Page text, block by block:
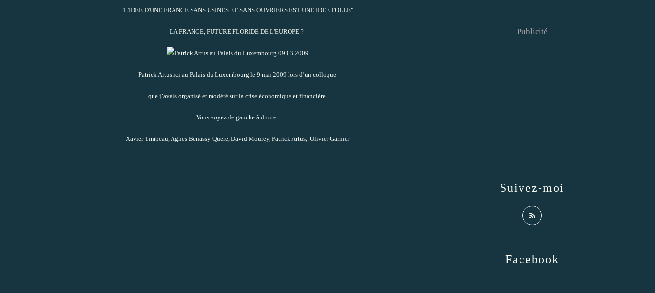
"L'IDEE D'UNE FRANCE SANS USINES ET SANS OUVRIERS EST UNE IDEE FOLLE"
LA FRANCE, FUTURE FLORIDE DE L'EUROPE ?
Patrick Artus ici au Palais du Luxembourg le 9 mai 2009 lors d’un colloque
que j’avais organisé et modéré sur la crise économique et financière.
Vous voyez de gauche à droite :
Xavier Timbeau, Agnes Benassy-Quéré, David Mourey, Patrick Artus, Olivier Garnier
Suivez-moi
Facebook
Publicité